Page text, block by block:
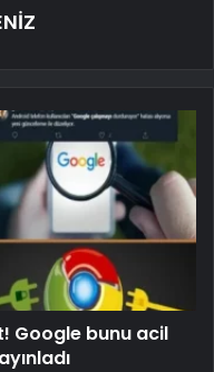
Google bunu acil